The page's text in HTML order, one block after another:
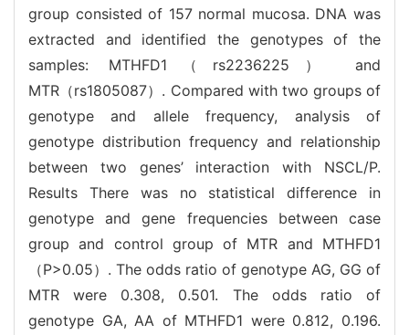
group consisted of 157 normal mucosa. DNA was
extracted and identified the genotypes of the
samples: MTHFD1（rs2236225） and
MTR（rs1805087）. Compared with two groups of
genotype and allele frequency, analysis of
genotype distribution frequency and relationship
between two genes’ interaction with NSCL/P.
Results There was no statistical difference in
genotype and gene frequencies between case
group and control group of MTR and MTHFD1
（P>0.05）. The odds ratio of genotype AG, GG of
MTR were 0.308, 0.501. The odds ratio of
genotype GA, AA of MTHFD1 were 0.812, 0.196.